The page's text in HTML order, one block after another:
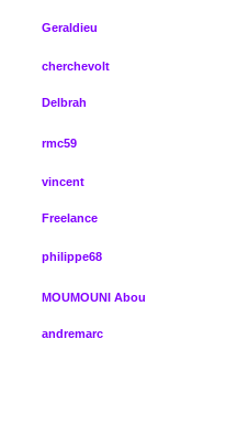
Geraldieu
cherchevolt
Delbrah
rmc59
vincent
Freelance
philippe68
MOUMOUNI Abou
andremarc